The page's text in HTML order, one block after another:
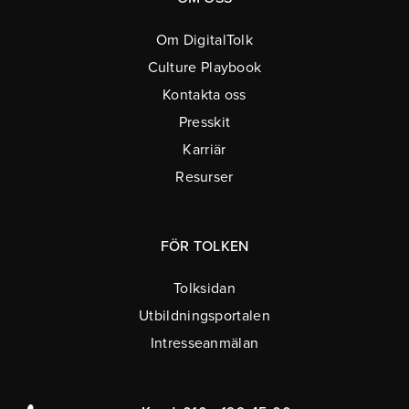
Om DigitalTolk
Culture Playbook
Kontakta oss
Presskit
Karriär
Resurser
FÖR TOLKEN
Tolksidan
Utbildningsportalen
Intresseanmälan